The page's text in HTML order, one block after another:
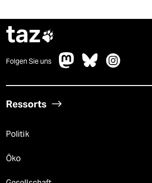
taz
Folgen Sie uns
Ressorts
Politik
Öko